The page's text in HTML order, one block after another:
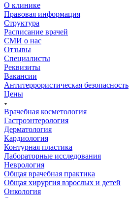
О клинике
Правовая информация
Структура
Расписание врачей
СМИ о нас
Отзывы
Специалисты
Реквизиты
Вакансии
Антитеррористическая безопасность
Цены
Врачебная косметология
Гастроэнтерология
Дерматология
Кардиология
Контурная пластика
Лабораторные исследования
Неврология
Общая врачебная практика
Общая хирургия взрослых и детей
Онкология